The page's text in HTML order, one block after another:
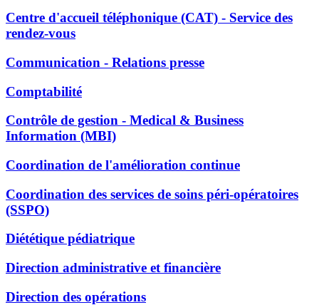
Centre d'accueil téléphonique (CAT) - Service des
rendez-vous
Communication - Relations presse
Comptabilité
Contrôle de gestion - Medical & Business
Information (MBI)
Coordination de l'amélioration continue
Coordination des services de soins péri-opératoires
(SSPO)
Diététique pédiatrique
Direction administrative et financière
Direction des opérations